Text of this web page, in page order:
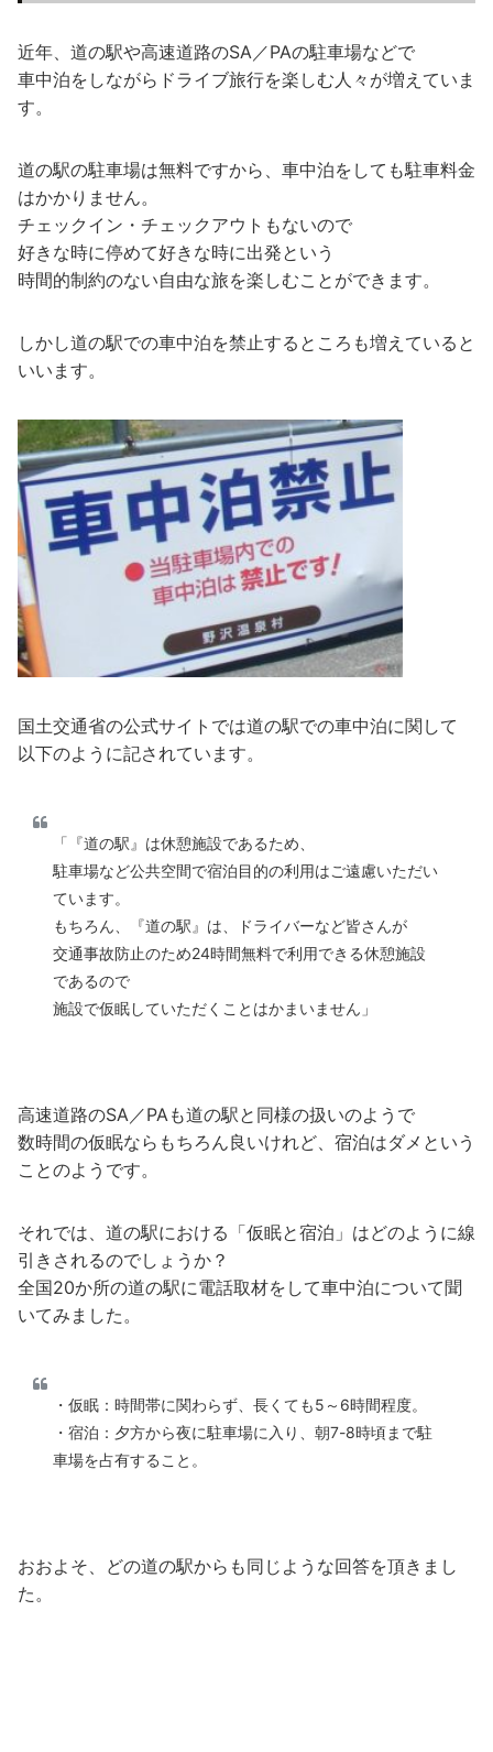
近年、道の駅や高速道路のSA／PAの駐車場などで
車中泊をしながらドライブ旅行を楽しむ人々が増えていま
す。
道の駅の駐車場は無料ですから、車中泊をしても駐車料金
はかかりません。
チェックイン・チェックアウトもないので
好きな時に停めて好きな時に出発という
時間的制約のない自由な旅を楽しむことができます。
しかし道の駅での車中泊を禁止するところも増えていると
いいます。
国土交通省の公式サイトでは道の駅での車中泊に関して
以下のように記されています。
「『道の駅』は休憩施設であるため、
駐車場など公共空間で宿泊目的の利用はご遠慮いただい
ています。
もちろん、『道の駅』は、ドライバーなど皆さんが
交通事故防止のため24時間無料で利用できる休憩施設
であるので
施設で仮眠していただくことはかまいません」
高速道路のSA／PAも道の駅と同様の扱いのようで
数時間の仮眠ならもちろん良いけれど、宿泊はダメという
ことのようです。
それでは、道の駅における「仮眠と宿泊」はどのように線
引きされるのでしょうか？
全国20か所の道の駅に電話取材をして車中泊について聞
いてみました。
・仮眠：時間帯に関わらず、長くても5～6時間程度。
・宿泊：夕方から夜に駐車場に入り、朝7-8時頃まで駐
車場を占有すること。
おおよそ、どの道の駅からも同じような回答を頂きまし
た。